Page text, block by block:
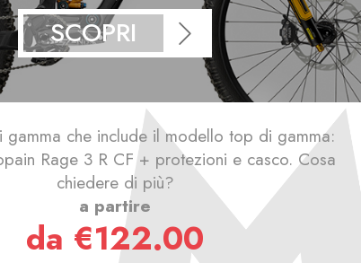
SCOPRI
gamma che include il modello top di gamma:
Rage 3 R CF + protezioni e casco. Cosa
chiedere di più?
a partire
da €122.00